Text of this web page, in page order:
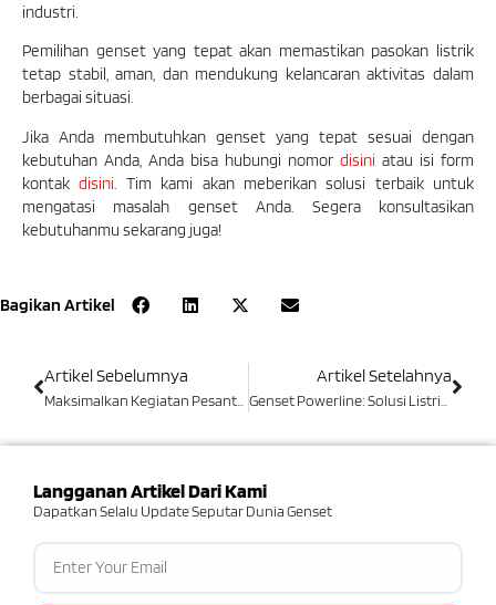
industri.
Pemilihan genset yang tepat akan memastikan pasokan listrik
tetap stabil, aman, dan mendukung kelancaran aktivitas dalam
berbagai situasi.
Jika Anda membutuhkan genset yang tepat sesuai dengan
kebutuhan Anda, Anda bisa hubungi nomor disini atau isi form
kontakdisini. Tim kami akan meberikan solusi terbaik untuk
mengatasi masalah genset Anda. Segera konsultasikan
kebutuhanmu sekarang juga!
Bagikan Artikel
Artikel Sebelumnya Artikel Setelahnya
Langganan Artikel Dari Kami
Dapatkan Selalu Update Seputar Dunia Genset